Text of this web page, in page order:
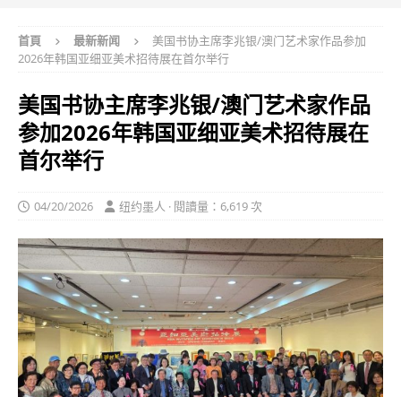
首頁 最新新闻
美国书协主席李兆银/澳门艺术家作品参加
2026年韩国亚细亚美术招待展在首尔举行
美国书协主席李兆银/澳门艺术家作品
参加2026年韩国亚细亚美术招待展在
首尔举行
04/20/2026 纽约墨人 · 閱讀量：6,619 次